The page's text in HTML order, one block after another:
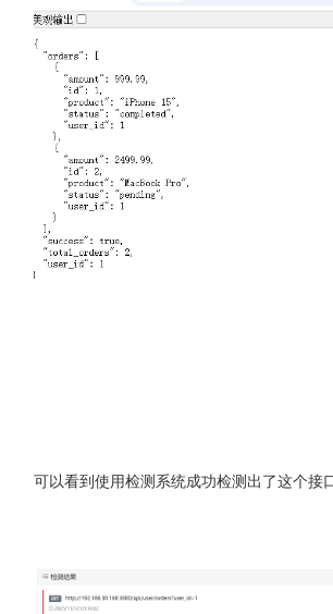
可以看到使用检测系统成功检测出了这个接